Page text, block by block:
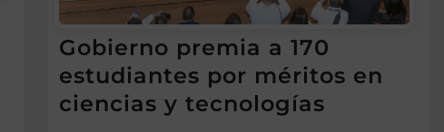
Gobierno premia a 170
estudiantes por méritos en
ciencias y tecnologías